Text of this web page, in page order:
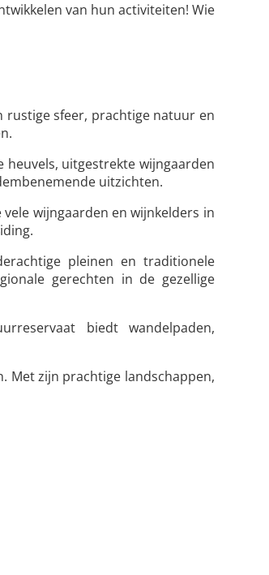
van hun activiteiten! Wie
rustige sfeer, prachtige natuur en
uitgestrekte wijngaarden
uitzichten.
wijngaarden en wijnkelders in
pleinen en traditionele
gerechten in de gezellige
biedt wandelpaden,
Met zijn prachtige landschappen,